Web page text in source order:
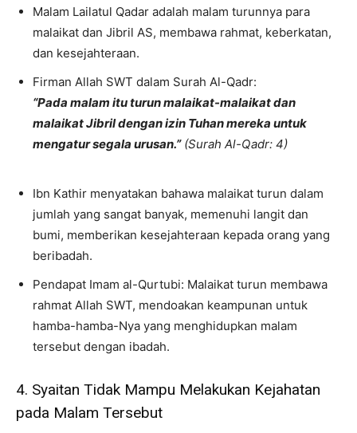
Malam Lailatul Qadar adalah malam turunnya para
malaikat dan Jibril AS, membawa rahmat, keberkatan,
dan kesejahteraan.
Firman Allah SWT dalam Surah Al-Qadr:
“Pada malam itu turun malaikat-malaikat dan
malaikat Jibril dengan izin Tuhan mereka untuk
mengatur segala urusan.”(Surah Al-Qadr: 4)
Ibn Kathir menyatakan bahawa malaikat turun dalam
jumlah yang sangat banyak, memenuhi langit dan
bumi, memberikan kesejahteraan kepada orang yang
beribadah.
Pendapat Imam al-Qurtubi: Malaikat turun membawa
rahmat Allah SWT, mendoakan keampunan untuk
hamba-hamba-Nya yang menghidupkan malam
tersebut dengan ibadah.
4. Syaitan Tidak Mampu Melakukan Kejahatan
pada Malam Tersebut